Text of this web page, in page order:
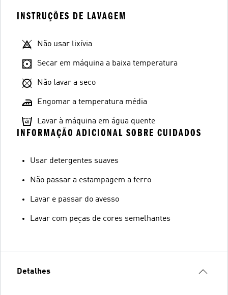
INSTRUÇÕES DE LAVAGEM
Não usar lixívia
Secar em máquina a baixa temperatura
Não lavar a seco
Engomar a temperatura média
Lavar à máquina em água quente
INFORMAÇÃO ADICIONAL SOBRE CUIDADOS
Usar detergentes suaves
Não passar a estampagem a ferro
Lavar e passar do avesso
Lavar com peças de cores semelhantes
Detalhes